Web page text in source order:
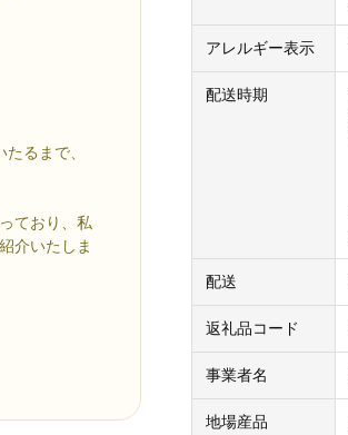
るまで、
ており、私
介いたしま
アレルギー表示
配送時期
配送
返礼品コード
事業者名
地場産品